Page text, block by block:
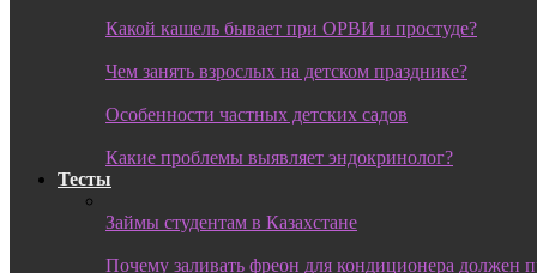
Какой кашель бывает при ОРВИ и простуде?
Чем занять взрослых на детском празднике?
Особенности частных детских садов
Какие проблемы выявляет эндокринолог?
Тесты
Займы студентам в Казахстане
Почему заливать фреон для кондиционера должен